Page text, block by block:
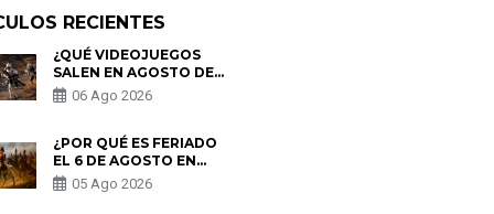
RECIENTES
¿QUÉ VIDEOJUEGOS
SALEN EN AGOSTO DE
2026? ESTOS SON LOS
ESTRENOS MÁS
06 Ago 2026
¿POR QUÉ ES FERIADO
EL 6 DE AGOSTO EN
PERÚ? ESTA ES LA
HISTORIA
05 Ago 2026